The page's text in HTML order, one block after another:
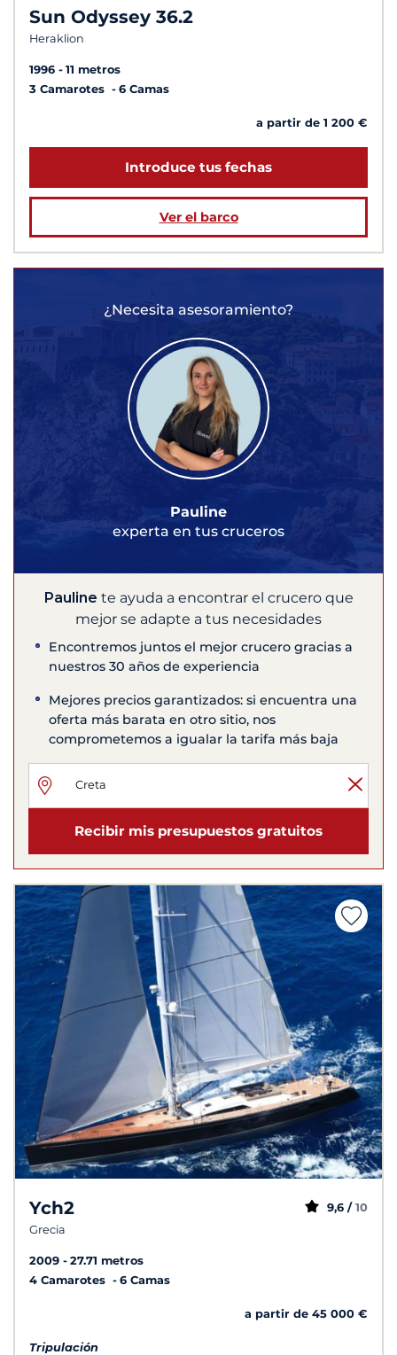
Sun Odyssey 36.2
Heraklion
1996
11 metros
3 Camarotes
6 Camas
a partir de 1 200 €
Introduce tus fechas
Ver el barco
¿Necesita asesoramiento?
Pauline
experta en tus cruceros
Pauline te ayuda a encontrar el crucero que
mejor se adapte a tus necesidades
Encontremos juntos el mejor crucero gracias a
nuestros 30 años de experiencia
Mejores precios garantizados: si encuentra una
oferta más barata en otro sitio, nos
comprometemos a igualar la tarifa más baja
Recibir mis presupuestos gratuitos
Ych2
Grecia
9,6 / 10
2009
27.71 metros
4 Camarotes
6 Camas
a partir de 45 000 €
Tripulación